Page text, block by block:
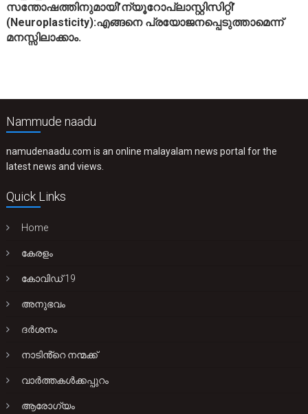
സന്തോഷത്തിനുമായി’ന്യൂറോപ്ലാസ്റ്റിസിറ്റി’
(Neuroplasticity):എങ്ങനെ പ്രയോജനപ്പെടുത്താമെന്ന്
മനസ്സിലാക്കാം.
Nammude naadu
namudenaadu.com is an online malayalam news portal for the
latest news and views.
Quick Links
Home
കേരളം
കോവിഡ് 19
അനുഭവം
ദർശനം
നാടിൻ്റെ നന്മക്ക്
വാർത്തകൾക്കപ്പുറം
ആരോഗ്യം